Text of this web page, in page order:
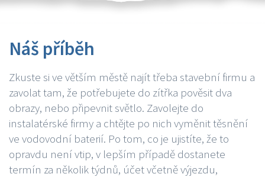
Náš příběh
Zkuste si ve větším městě najít třeba stavební firmu a
zavolat tam, že potřebujete do zítřka pověsit dva
obrazy, nebo připevnit světlo. Zavolejte do
instalatérské firmy a chtějte po nich vyměnit těsnění
ve vodovodní baterií. Po tom, co je ujistíte, že to
opravdu není vtip, v lepším případě dostanete
termín za několik týdnů, účet včetně výjezdu,